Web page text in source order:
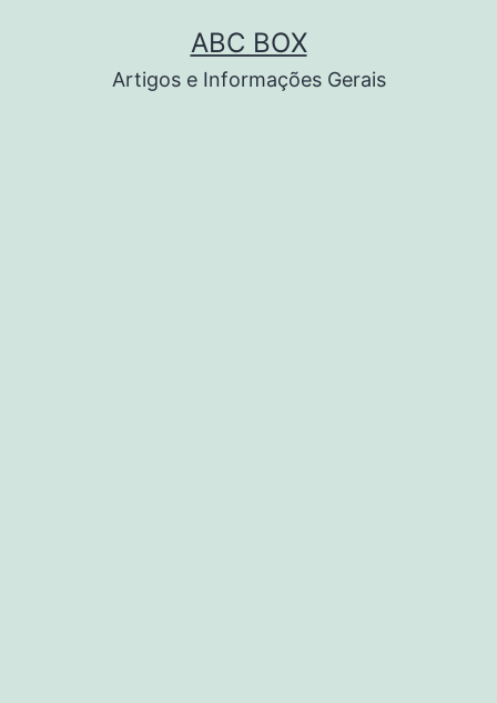
ABC BOX
Artigos e Informações Gerais